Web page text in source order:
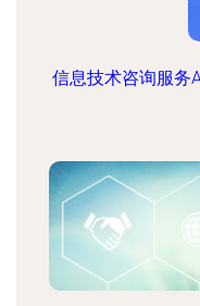
信息技术咨询服务